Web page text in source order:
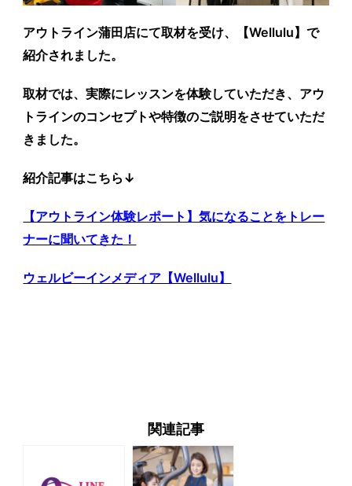
アウトライン蒲田店にて取材を受け、【Wellulu】で
紹介されました。
取材では、実際にレッスンを体験していただき、アウ
トラインのコンセプトや特徴のご説明をさせていただ
きました。
紹介記事はこちら↓
【アウトライン体験レポート】気になることをトレー
ナーに聞いてきた！
ウェルビーインメディア【Wellulu】
関連記事